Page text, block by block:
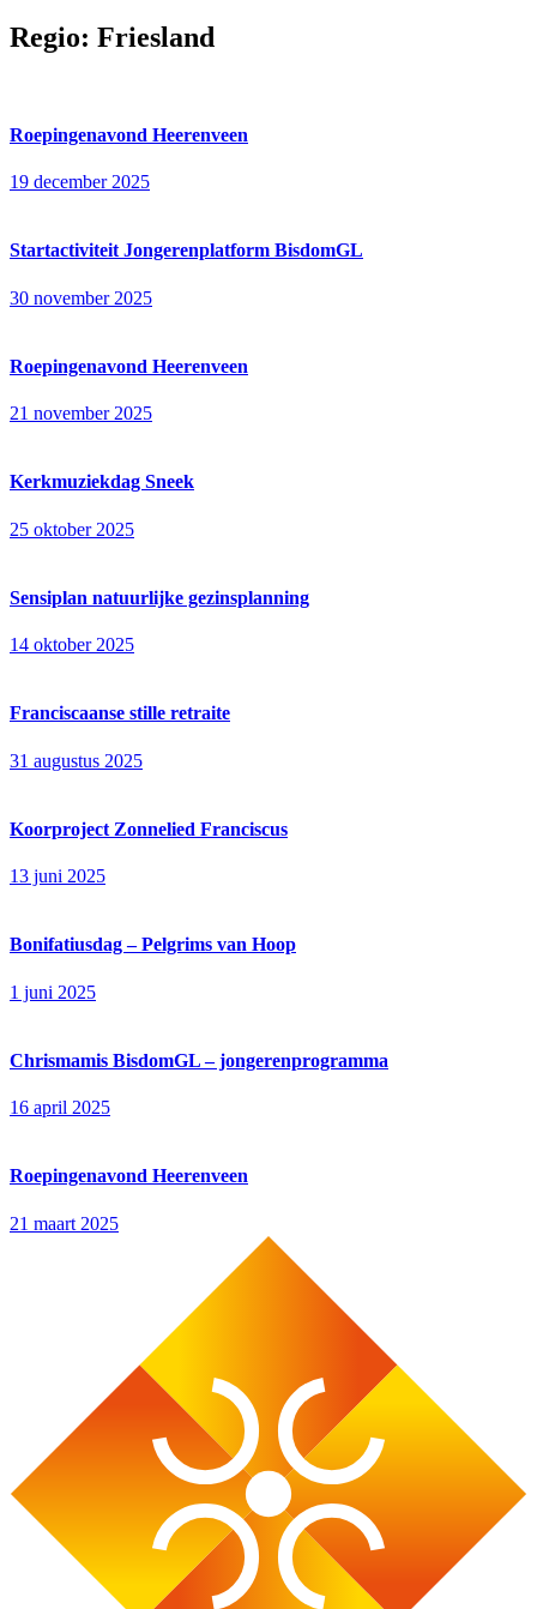
Regio: Friesland
Roepingenavond Heerenveen
19 december 2025
Startactiviteit Jongerenplatform BisdomGL
30 november 2025
Roepingenavond Heerenveen
21 november 2025
Kerkmuziekdag Sneek
25 oktober 2025
Sensiplan natuurlijke gezinsplanning
14 oktober 2025
Franciscaanse stille retraite
31 augustus 2025
Koorproject Zonnelied Franciscus
13 juni 2025
Bonifatiusdag – Pelgrims van Hoop
1 juni 2025
Chrismamis BisdomGL – jongerenprogramma
16 april 2025
Roepingenavond Heerenveen
21 maart 2025